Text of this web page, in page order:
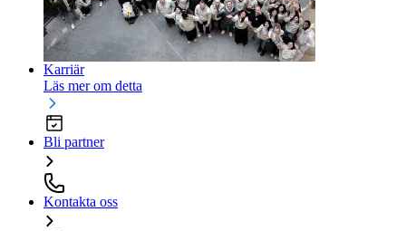
Karriär
Läs mer om detta
Bli partner
Kontakta oss